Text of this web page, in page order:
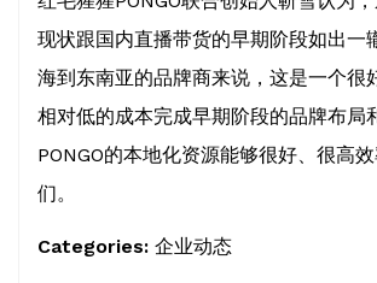
现状跟国内直播带货的早期阶段如出一
海到东南亚的品牌商来说，这是一个很
相对低的成本完成早期阶段的品牌布局
PONGO的本地化资源能够很好、很高
们。
Categories: 企业动态